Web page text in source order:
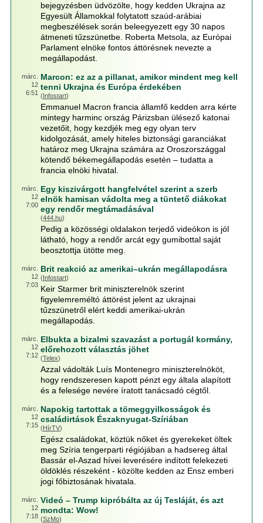
bejegyzésben üdvözölte, hogy kedden Ukrajna az
Egyesült Államokkal folytatott szaúd-arábiai
megbeszélések során beleegyezett egy 30 napos
átmeneti tűzszünetbe. Roberta Metsola, az Európai
Parlament elnöke fontos áttörésnek nevezte a
megállapodást.
márc.
12
6:51
Marcon: ez az a pillanat, amikor mindent meg kell
tenni Ukrajna és Európa érdekében
(Infostart)
Emmanuel Macron francia államfő kedden arra kérte
mintegy harminc ország Párizsban ülésező katonai
vezetőit, hogy kezdjék meg egy olyan terv
kidolgozását, amely hiteles biztonsági garanciákat
határoz meg Ukrajna számára az Oroszországgal
kötendő békemegállapodás esetén – tudatta a
francia elnöki hivatal.
márc.
12
7:00
Egy kiszivárgott hangfelvétel szerint a szerb
elnök hamisan vádolta meg a tüntető diákokat
egy rendőr megtámadásával
(444.hu)
Pedig a közösségi oldalakon terjedő videókon is jól
látható, hogy a rendőr arcát egy gumibottal saját
beosztottja ütötte meg.
márc.
12
7:03
Brit reakció az amerikai–ukrán megállapodásra
(Infostart)
Keir Starmer brit miniszterelnök szerint
figyelemreméltó áttörést jelent az ukrajnai
tűzszünetről elért keddi amerikai-ukrán
megállapodás.
márc.
12
7:12
Elbukta a bizalmi szavazást a portugál kormány,
előrehozott választás jöhet
(Telex)
Azzal vádolták Luís Montenegro miniszterelnököt,
hogy rendszeresen kapott pénzt egy általa alapított
és a felesége nevére íratott tanácsadó cégtől.
márc.
12
7:15
Napokig tartottak a tömeggyilkosságok és
családirtások Északnyugat-Szíriában
(HírTV)
Egész családokat, köztük nőket és gyerekeket öltek
meg Szíria tengerparti régiójában a hadsereg által
Bassár el-Aszad hívei leverésére indított felekezeti
öldöklés részeként - közölte kedden az Ensz emberi
jogi főbiztosának hivatala.
márc.
12
7:18
Videó – Trump kipróbálta az új Tesláját, és azt
mondta: Wow!
(SzMo)